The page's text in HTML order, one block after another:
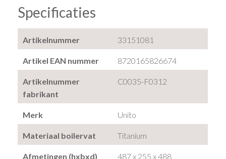
Specificaties
Artikelnummer 33151081
Artikel EAN nummer 8720165826674
Artikelnummer
fabrikant
C0035-F0312
Merk Unito
Materiaal boilervat Titanium
Afmetingen (hxbxd) 487 x 255 x 488